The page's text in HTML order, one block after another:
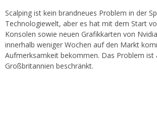
Scalping ist kein brandneues Problem in der
Technologiewelt, aber es hat mit dem Start
Konsolen sowie neuen Grafikkarten von
innerhalb weniger Wochen auf den Markt
Aufmerksamkeit bekommen. Das Problem ist
Großbritannien beschränkt.